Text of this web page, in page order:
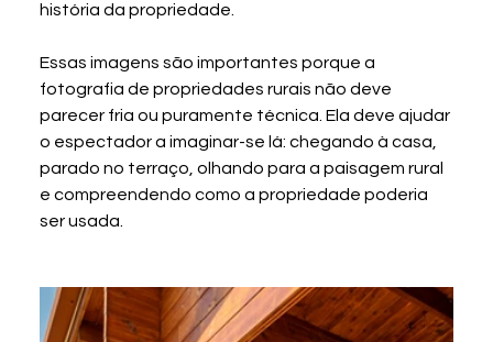
história da propriedade.
Essas imagens são importantes porque a
fotografia de propriedades rurais não deve
parecer fria ou puramente técnica. Ela deve ajudar
o espectador a imaginar-se lá: chegando à casa,
parado no terraço, olhando para a paisagem rural
e compreendendo como a propriedade poderia
ser usada.